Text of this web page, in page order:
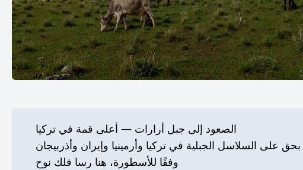
الصعود إلى جبل أرارات — أعلى قمة في تركيا
بحق على السلاسل الجبلية في تركيا وأرمينيا وإيران وأذربيجان
وفقًا للأسطورة، هنا رسا فلك نوح